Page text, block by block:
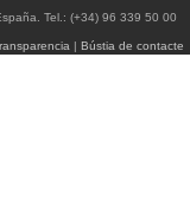
Tel.: (+34) 96 339 50 00
| Bústia de contacte